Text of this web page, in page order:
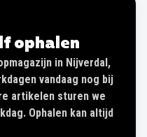
ophalen
in Nijverdal,
vandaag nog bij
artikelen sturen we
Ophalen kan altijd